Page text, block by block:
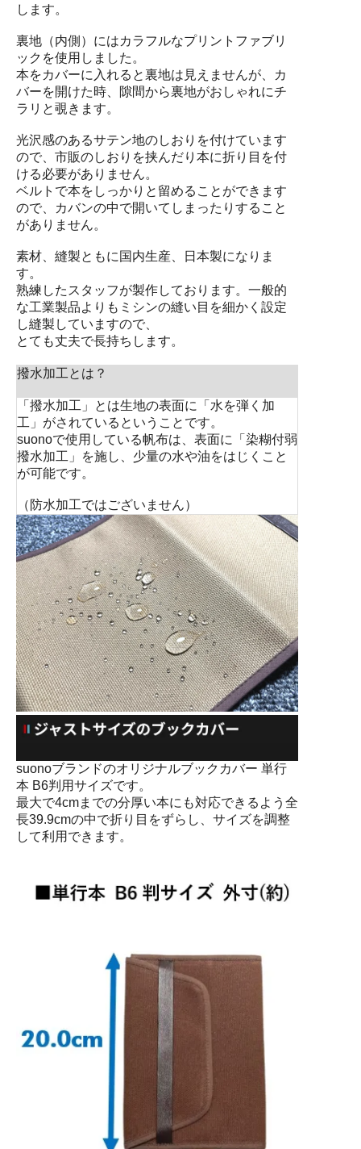
します。
裏地（内側）にはカラフルなプリントファブリ
ックを使用しました。
本をカバーに入れると裏地は見えませんが、カ
バーを開けた時、隙間から裏地がおしゃれにチ
ラリと覗きます。
光沢感のあるサテン地のしおりを付けています
ので、市販のしおりを挟んだり本に折り目を付
ける必要がありません。
ベルトで本をしっかりと留めることができます
ので、カバンの中で開いてしまったりすること
がありません。
素材、縫製ともに国内生産、日本製になりま
す。
熟練したスタッフが製作しております。一般的
な工業製品よりもミシンの縫い目を細かく設定
し縫製していますので、
とても丈夫で長持ちします。
撥水加工とは？
「撥水加工」とは生地の表面に「水を弾く加
工」がされているということです。
suonoで使用している帆布は、表面に「染糊付弱
撥水加工」を施し、少量の水や油をはじくこと
が可能です。
（防水加工ではございません）
suonoブランドのオリジナルブックカバー 単行
本 B6判用サイズです。
最大で4cmまでの分厚い本にも対応できるよう全
長39.9cmの中で折り目をずらし、サイズを調整
して利用できます。